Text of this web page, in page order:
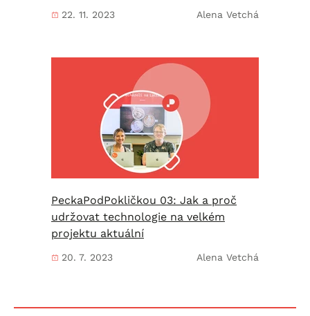
22. 11. 2023 Alena Vetchá
PeckaPodPokličkou 03: Jak a proč
udržovat technologie na velkém
projektu aktuální
20. 7. 2023 Alena Vetchá